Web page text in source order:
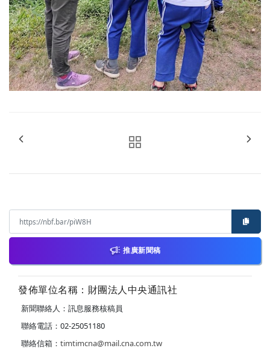
推廣新聞稿
發佈單位名稱：財團法人中央通訊社
新聞聯絡人：訊息服務核稿員
聯絡電話：02-25051180
聯絡信箱： timtimcna@mail.cna.com.tw